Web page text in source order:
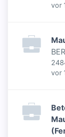
vor
vor